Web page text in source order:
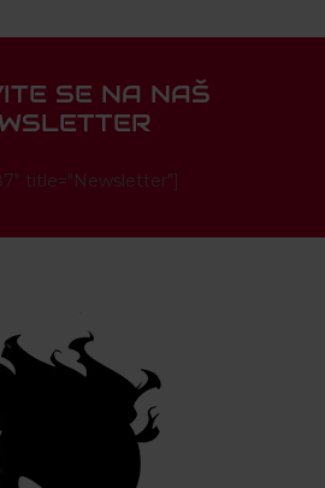
SE NA NAŠ
title="Newsletter"]